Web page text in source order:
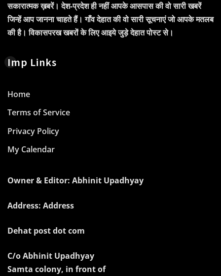
सकारात्मक ख़बरें। देश-प्रदेश ही नहीं आपके आसपास की वो सारी खबरें
जिन्हें आप जानना चाहते हैं। गाँव देहात की वो सारी सूचनाएं जो आपके मतलब
की है। विकासपरख खबरों के लिए आइये जुड़े देहात पोस्ट से।
Imp Links
Home
Terms of Service
Privacy Policy
My Calendar
Owner & Editor: Abhinit Upadhyay
Address: Address
Dehat post dot com
C/o Abhinit Upadhyay
Samta colony, in front of